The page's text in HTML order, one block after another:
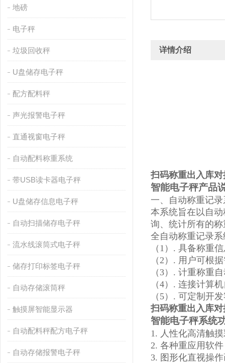
地磅
电子秤
垃圾回收秤
U盘储存电子秤
配方配料秤
声光报警电子秤
直通视窗电子秤
自动配料称重系统
带USB读卡器电子秤
U盘储存信息电子秤
自动扫描储存电子秤
流水线滚筒式电子秤
储存打印标签电子秤
自动存储滚筒秤
触摸屏智能显示器
自动配料秤配方电子秤
自动存储报警电子秤
详情介绍
扫码称重出入库
智能电子秤产品
一、自动称重记
本系统旨在以自
询、统计所有的
全自动称重记录
（1）. 具备称重
（2）. 用户可根
（3）. 计重称重
（4）. 连接计算
（5）. 可定制开
扫码称重出入库
智能电子秤系统
1. 人性化高清触
2. 各种重应用软
3. 图形化直视操